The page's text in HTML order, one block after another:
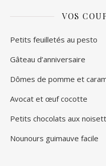
VOS
Petits feuilletés au pesto
Gâteau d’anniversaire
Dômes de pomme et
Avocat et œuf cocotte
Petits chocolats aux
Nounours guimauve facile